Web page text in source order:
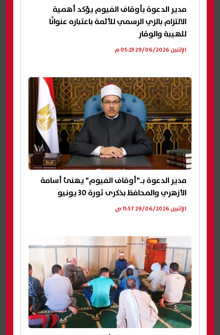
مدير الدعوة بأوقاف الفيوم يؤكد أهمية
الالتزام بالزي الرسمي للأئمة باعتباره عنوانًا
للهيبة والوقار
الإثنين 29/06/2026 05:23 م
مدير الدعوة بـ"أوقاف الفيوم" يهنئ أسامة
الأزهري والمحافظ بذكرى ثورة 30 يونيو
الإثنين 29/06/2026 11:57 ص